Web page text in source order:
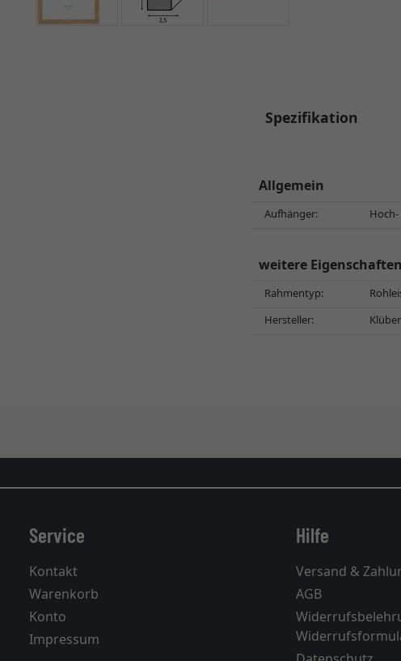
Spezifikation
Allgemein
Aufhänger:
weitere Eigenschaften
Rahmentyp:
Hersteller:
Service
Kontakt
Warenkorb
Konto
Impressum
Hilfe
Versand &
AGB